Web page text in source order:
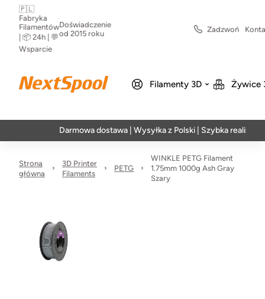
🇵🇱
Fabryka
Filamentów
| 📦 24h | 💬
Wsparcie
Doświadczenie
od 2015 roku
Zadzwoń
Filamenty 3D Żywice
Darmowa dostawa | Wysyłka z Polski | Szybka realizacja w 24h
Strona
główna
3D Printer
Filaments
PETG
WINKLE PETG Filament
1.75mm 1000g Ash Gray
Szary